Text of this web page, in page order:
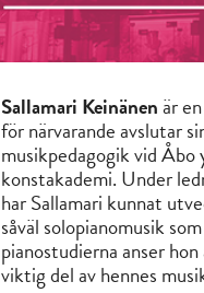
Sallamari Keinänenär
för närvarande avslutar
musikpedagogik vid Åbo
konstakademi. Under
har Sallamari kunnat
såväl solopianomusik
pianostudierna anser
viktig del av hennes